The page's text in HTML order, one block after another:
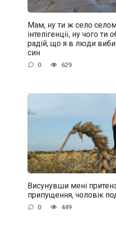
Мам, ну ти ж село
інтелігенції, ну чого
радій, що я в люди
син
0 629
Висунувши мені
припущення, чоловік
0 449